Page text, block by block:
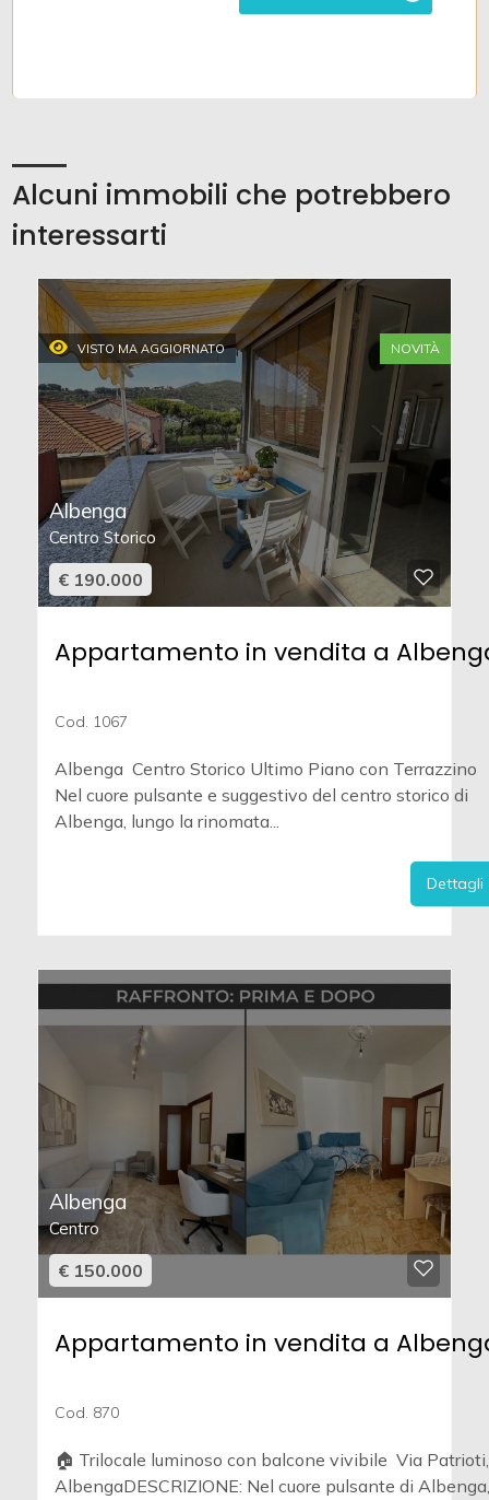
Alcuni immobili che potrebbero
interessarti
VISTO MA AGGIORNATO NOVITÀ
Albenga
Centro Storico
€ 190.000
Appartamento in vendita a
Cod. 1067
Albenga  Centro Storico Ultimo Piano con Terrazzino
Nel cuore pulsante e suggestivo del centro storico di
Albenga, lungo la rinomata...
Dettagli
Albenga
Centro
€ 150.000
Appartamento in vendita a
Cod. 870
🏠 Trilocale luminoso con balcone vivibile  Via Patrioti,
AlbengaDESCRIZIONE: Nel cuore pulsante di Albenga,